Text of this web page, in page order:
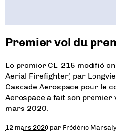
Premier vol du
Le premier CL-215 modifié en
Aerial Firefighter) par
Cascade Aerospace pour le
Aerospace a fait son premier
mars 2020.
12 mars 2020 par Frédéric Marsaly